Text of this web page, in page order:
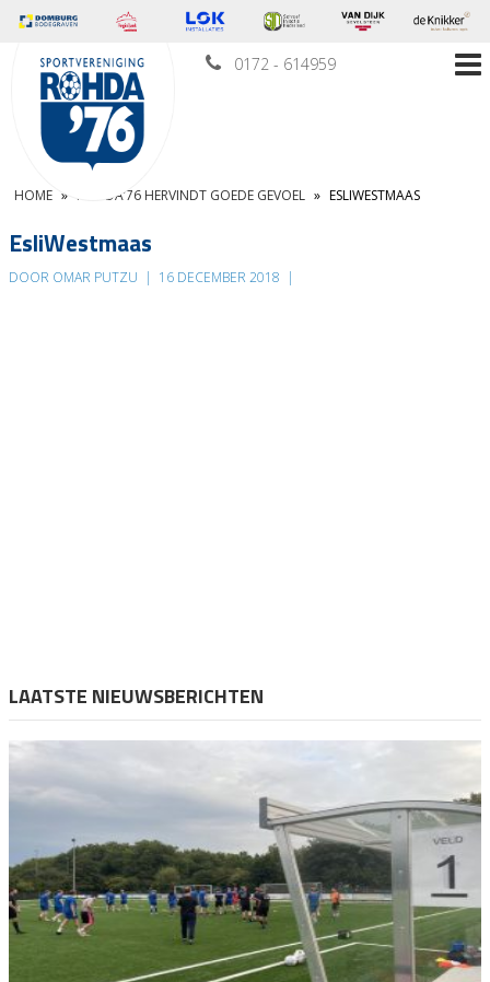
0172 - 614959
HOME » ROHDA’76 HERVINDT GOEDE GEVOEL » ESLIWESTMAAS
EsliWestmaas
DOOR OMAR PUTZU | 16 DECEMBER 2018 |
LAATSTE NIEUWSBERICHTEN